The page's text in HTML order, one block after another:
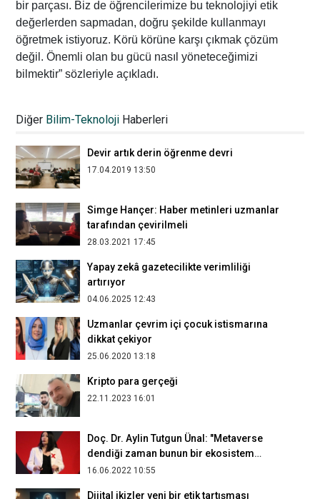
bir parçası. Biz de öğrencilerimize bu teknolojiyi etik
değerlerden sapmadan, doğru şekilde kullanmayı
öğretmek istiyoruz. Körü körüne karşı çıkmak çözüm
değil. Önemli olan bu gücü nasıl yöneteceğimizi
bilmektir” sözleriyle açıkladı.
Diğer Bilim-Teknoloji Haberleri
04.06.2025 13:04
Devir artık derin öğrenme devri
17.04.2019 13:50
Simge Hançer: Haber metinleri uzmanlar
tarafından çevirilmeli
28.03.2021 17:45
Yapay zekâ gazetecilikte verimliliği
artırıyor
04.06.2025 12:43
Uzmanlar çevrim içi çocuk istismarına
dikkat çekiyor
25.06.2020 13:18
Kripto para gerçeği
22.11.2023 16:01
Doç. Dr. Aylin Tutgun Ünal: "Metaverse
dendiği zaman bunun bir ekosistem
olduğunu anlıyoruz"
16.06.2022 10:55
Dijital ikizler yeni bir etik tartışması